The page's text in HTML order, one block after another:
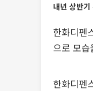
내년 상반
한화디펜
으로 모
한화디펜